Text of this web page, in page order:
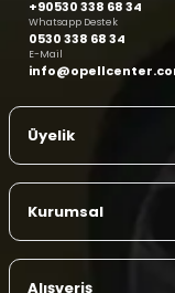
+90530 338 68 34
Whatsapp Destek
0530 338 68 34
E-Mail
Üyelik
Kurumsal
Alışveriş